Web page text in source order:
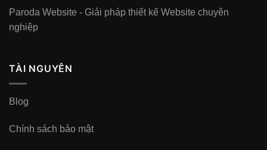
Paroda Website - Giải pháp thiết kế Website chuyên
nghiệp
TÀI NGUYÊN
Blog
Chính sách bảo mật